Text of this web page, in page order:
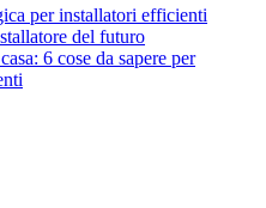
per installatori efficienti
del futuro
6 cose da sapere per